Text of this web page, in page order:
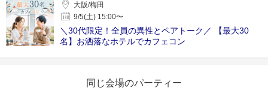
大阪/梅田
9/5(土) 15:00〜
＼30代限定！全員の異性とペアトーク／ 【最大30
名】お洒落なホテルでカフェコン
同じ会場のパーティー